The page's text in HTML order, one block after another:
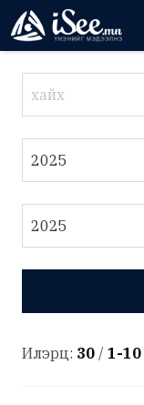
Илэрц: 30 / 1-10